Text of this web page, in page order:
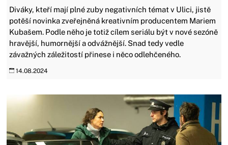
Diváky, kteří mají plné zuby negativních témat v Ulici, jistě
potěší novinka zveřejněná kreativním producentem Mariem
Kubašem. Podle něho je totiž cílem seriálu být v nové sezóně
hravější, humornější a odvážnější. Snad tedy vedle
závažných záležitostí přinese i něco odlehčeného.
14.08.2024